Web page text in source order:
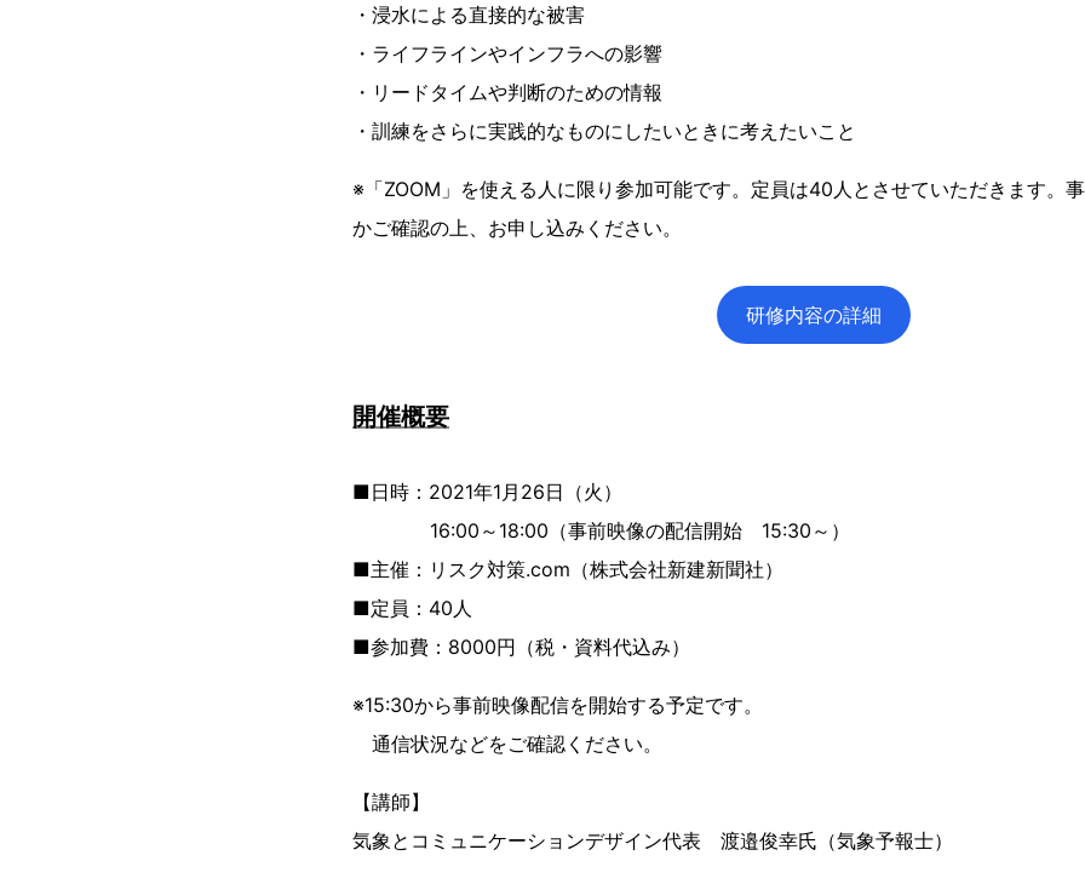
・浸水による直接的な被害
・ライフラインやインフラへの影響
・リードタイムや判断のための情報
・訓練をさらに実践的なものにしたいときに考えたいこと
※「ZOOM」を使える人に限り参加可能です。定員は40人とさせていただきます。
かご確認の上、お申し込みください。
研修内容の詳細
開催概要
■日時：2021年1月26日（火）
16:00～18:00（事前映像の配信開始 15:30～）
■主催：リスク対策.com（株式会社新建新聞社）
■定員：40人
■参加費：8000円（税・資料代込み）
※15:30から事前映像配信を開始する予定です。
通信状況などをご確認ください。
【講師】
気象とコミュニケーションデザイン代表 渡邉俊幸氏（気象予報士）